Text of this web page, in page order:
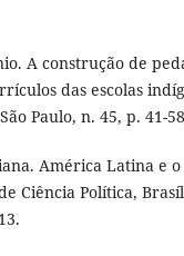
A construção de
das escolas
Paulo, n. 45, p. 41-
América Latina e
Ciência Política,